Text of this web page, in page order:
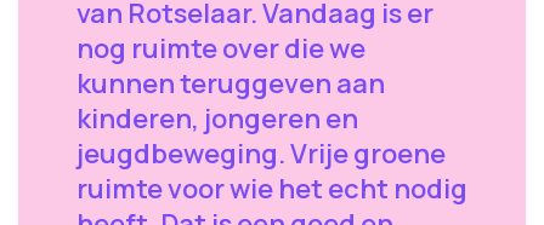
van Rotselaar. Vandaag is er
nog ruimte over die we
kunnen teruggeven aan
kinderen, jongeren en
jeugdbeweging. Vrije groene
ruimte voor wie het echt nodig